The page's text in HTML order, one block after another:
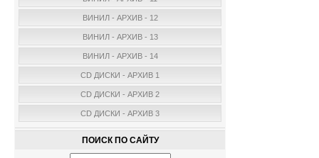
ВИНИЛ - АРХИВ - 12
ВИНИЛ - АРХИВ - 13
ВИНИЛ - АРХИВ - 14
CD ДИСКИ - АРХИВ 1
CD ДИСКИ - АРХИВ 2
CD ДИСКИ - АРХИВ 3
ПОИСК ПО САЙТУ